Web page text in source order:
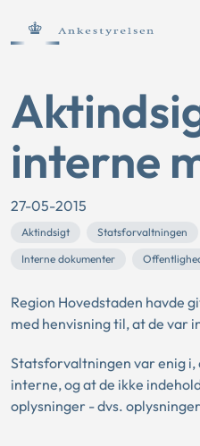
interne
27-05-2015
Aktindsigt Statsforvaltningen
Interne dokumenter
Region Hovedstaden havde
med henvisning til, at de var
Statsforvaltningen var enig i,
interne, og at de ikke
oplysninger - dvs.